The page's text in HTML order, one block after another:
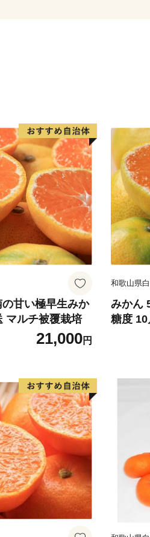
甘い極早生みか
マルチ被覆栽培
21,000円
和歌山県
みかん
糖度